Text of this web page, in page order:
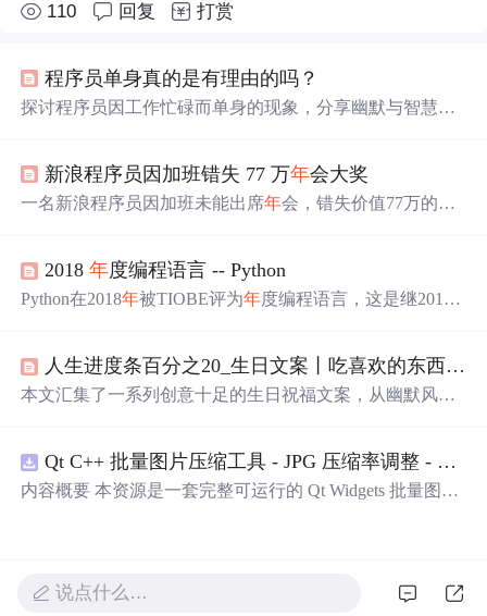
110 回复 打赏
程序员单身真的是有理由的吗？
探讨程序员因工作忙碌而单身的现象，分享幽默与智慧并
新浪程序员因加班错失 77 万年会大奖
一名新浪程序员因加班未能出席年会，错失价值77万的年
2018年度编程语言 -- Python
Python在2018年被TIOBE评为年度编程语言，这是继2010
年
1月TIOBE编程语言排行榜上进入前三，打破C、C++和J
ava的长期统治。
人生进度条百分之20_生日文案丨吃喜欢的东西，过可爱的人生
本文汇集了一系列创意十足的生日祝福文案，从幽默风趣
Qt C++ 批量图片压缩工具 - JPG 压缩率调整 - 批量修改分辨率 - 本地图片批处理（源码）
内容概要 本资源是一套完整可运行的 Qt Widgets 批量图片
定义输出图片分辨率、调节 JPG0~100 区间压缩质量，自
带锁定宽高比防拉伸变形功能；批量处理完成后自动统计
说点什么…